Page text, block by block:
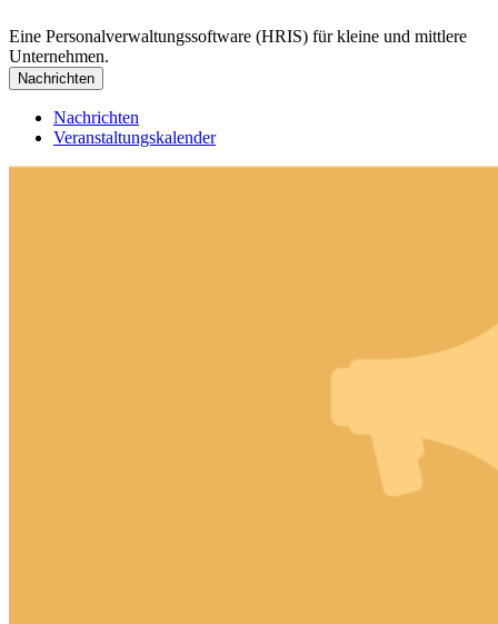
Eine Personalverwaltungssoftware (HRIS) für kleine und mittlere
Unternehmen.
Nachrichten
Nachrichten
Veranstaltungskalender